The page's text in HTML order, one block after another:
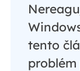
tento